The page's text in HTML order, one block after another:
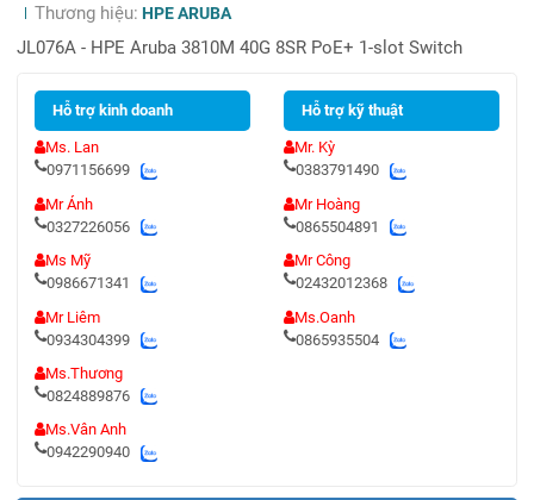
Thương hiệu: HPE ARUBA
JL076A - HPE Aruba 3810M 40G 8SR PoE+ 1-slot Switch
Hỗ trợ kinh doanh
Ms. Lan
0971156699
Mr Ánh
0327226056
Ms Mỹ
0986671341
Mr Liêm
0934304399
Ms.Thương
0824889876
Ms.Vân Anh
0942290940
Hỗ trợ kỹ thuật
Mr. Kỳ
0383791490
Mr Hoàng
0865504891
Mr Công
02432012368
Ms.Oanh
0865935504